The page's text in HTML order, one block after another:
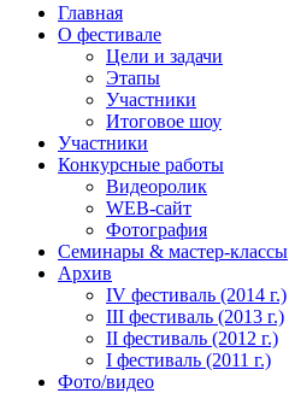
Главная
О фестивале
Цели и задачи
Этапы
Участники
Итоговое шоу
Участники
Конкурсные работы
Видеоролик
WEB-сайт
Фотография
Семинары & мастер-классы
Архив
IV фестиваль (2014 г.)
III фестиваль (2013 г.)
II фестиваль (2012 г.)
I фестиваль (2011 г.)
Фото/видео